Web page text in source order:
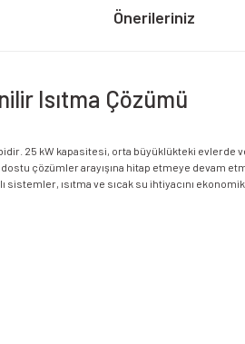
Önerileriniz
Isıtma Çözümü
25 kW kapasitesi, orta büyüklükteki
çözümler arayışına hitap etmeye devam
ısıtma ve sıcak su ihtiyacını